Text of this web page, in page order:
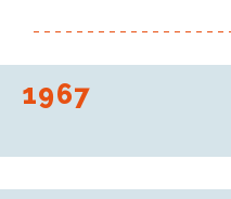
1967
unter BMR